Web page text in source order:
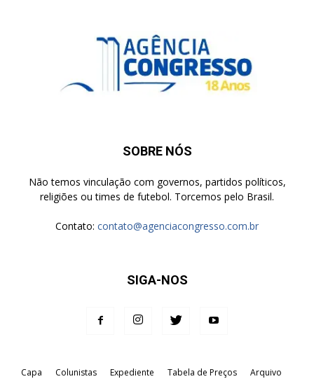
SOBRE NÓS
Não temos vinculação com governos, partidos políticos,
religiões ou times de futebol. Torcemos pelo Brasil.
Contato: contato@agenciacongresso.com.br
SIGA-NOS
Capa Colunistas Expediente Tabela de Preços Arquivo